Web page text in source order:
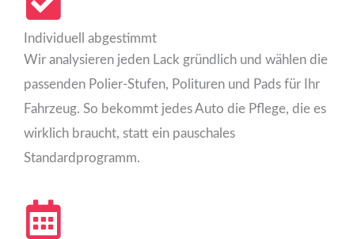
Individuell abgestimmt
Wir analysieren jeden Lack gründlich und wählen die
passenden Polier-Stufen, Polituren und Pads für Ihr
Fahrzeug. So bekommt jedes Auto die Pflege, die es
wirklich braucht, statt ein pauschales
Standardprogramm.